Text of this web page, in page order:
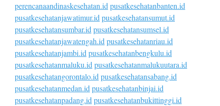
perencanaandinaskesehatan.idpusatkesehatanbanten.id
pusatkesehatanjawatimur.idpusatkesehatansumut.id
pusatkesehatansumbar.idpusatkesehatansumsel.id
pusatkesehatanjawatengah.idpusatkesehatanriau.id
pusatkesehatanjambi.idpusatkesehatanbengkulu.id
pusatkesehatanmaluku.idpusatkesehatanmalukuutara.id
pusatkesehatangorontalo.idpusatkesehatansabang.id
pusatkesehatanmedan.idpusatkesehatanbinjai.id
pusatkesehatanpadang.idpusatkesehatanbukittinggi.id